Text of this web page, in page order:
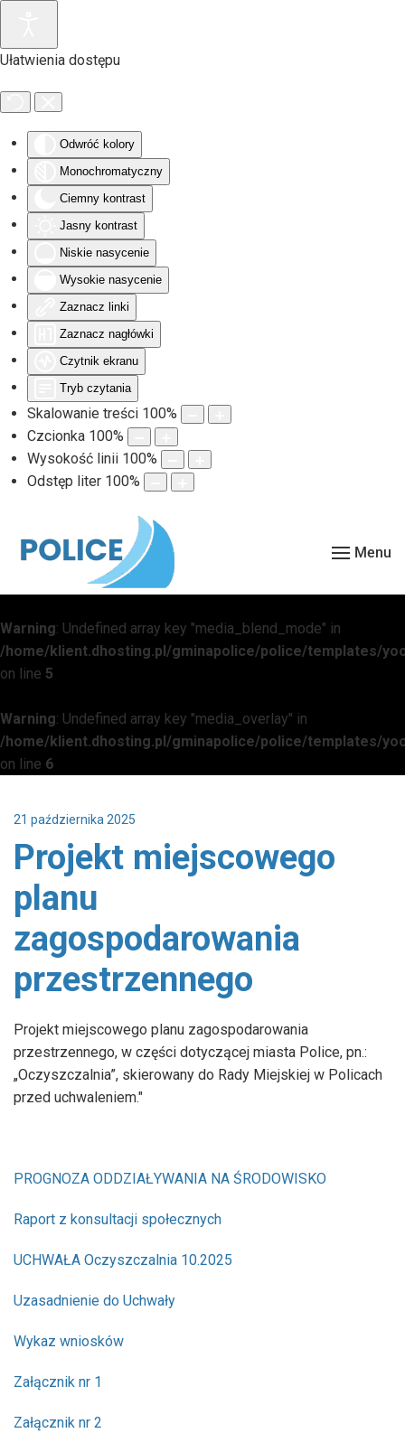
Ułatwienia dostępu
Odwróć kolory
Monochromatyczny
Ciemny kontrast
Jasny kontrast
Niskie nasycenie
Wysokie nasycenie
Zaznacz linki
Zaznacz nagłówki
Czytnik ekranu
Tryb czytania
Skalowanie treści 100%
Czcionka 100%
Wysokość linii 100%
Odstęp liter 100%
Przejdź do głównej treści
Menu
Warning: Undefined array key "media_blend_mode" in
/home/klient.dhosting.pl/gminapolice/police/templates/
on line 5
Warning: Undefined array key "media_overlay" in
/home/klient.dhosting.pl/gminapolice/police/templates/
on line 6
/home/klient.dhosting.pl/gminapolice/police/templates/
on line7
Warning : Undefined array key "link" in
/home/klient.dhosting.pl/gminapolice/police/templates/
on line 9
Warning: Undefined array key "content_expand" in
on line107
21 października 2025
Projekt miejscowego
planu
zagospodarowania
przestrzennego
Projekt miejscowego planu zagospodarowania
przestrzennego, w części dotyczącej miasta Police, pn.:
„Oczyszczalnia”, skierowany do Rady Miejskiej w Policach
przed uchwaleniem."
PROGNOZA ODDZIAŁYWANIA NA ŚRODOWISKO
Raport z konsultacji społecznych
UCHWAŁA Oczyszczalnia 10.2025
Uzasadnienie do Uchwały
Wykaz wniosków
Załącznik nr 1
Załącznik nr 2